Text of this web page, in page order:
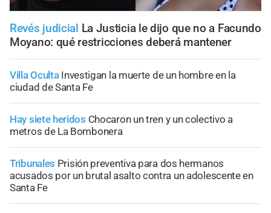
Revés judicial La Justicia le dijo que no a Facundo
Moyano: qué restricciones deberá mantener
Villa Oculta Investigan la muerte de un hombre en la
ciudad de Santa Fe
Hay siete heridos Chocaron un tren y un colectivo a
metros de La Bombonera
Tribunales Prisión preventiva para dos hermanos
acusados por un brutal asalto contra un adolescente en
Santa Fe